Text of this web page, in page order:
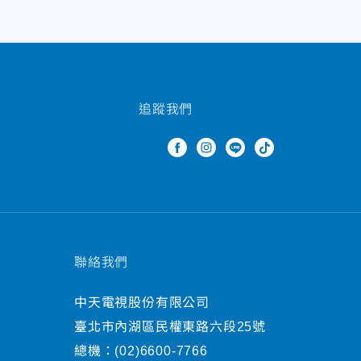
追蹤我們
聯絡我們
中天電視股份有限公司
臺北市內湖區民權東路六段25號
總機： (02)6600-7766